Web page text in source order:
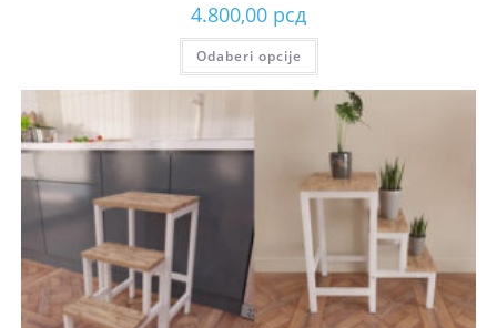
4.800,00 рсд
Odaberi opcije